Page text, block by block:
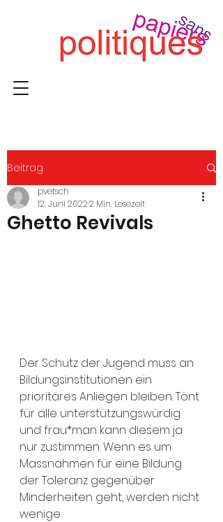
Beitrag
Ghetto Revivals
pvetsch
12. Juni 20222 Min. Lesezeit
Der Schutz der Jugend muss an
Bildungsinstitutionen ein
prioritäres Anliegen bleiben. Tönt
für alle unterstützungswürdig
und frau*man kann diesem ja
nur zustimmen. Wenn es um
Massnahmen für eine Bildung
der Toleranz gegenüber
Minderheiten geht, werden nicht
wenige